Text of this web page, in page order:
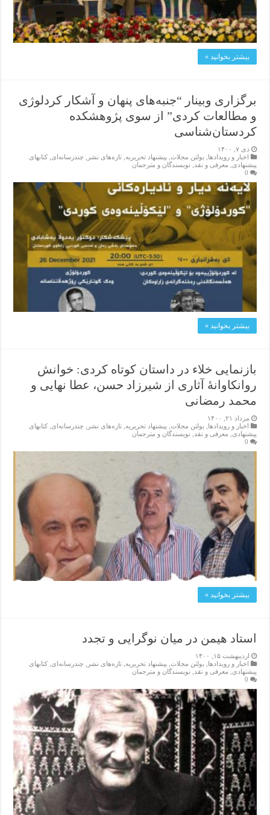
بیشتر بخوانید »
برگزاری وبینار “جنبەهای پنهان و آشکار کردلوژی
و مطالعات کردی” از سوی پژوهشکدە
کردستان‌شناسی
دی ۷, ۱۴۰۰
اخبار و رویدادها, بولتن مجلات, پیشنهاد تحریریه,تازەهای نشر , چندرسانه‌ای,کتابهای
پیشنهادی, معرفی و نقد, نویسندگان و مترجمان
0
بیشتر بخوانید »
بازنمایی خلاء در داستان کوتاه کردی: خوانش
روانکاوانۀ آثاری از شیرزاد حسن، عطا نهایی و
محمد رمضانی
مرداد ۲۱, ۱۴۰۰
اخبار و رویدادها
بولتن مجلات پیشنهاد تحریریه ,تازەهای نشر چندرسانه‌ای ,کتابهای
پیشنهادی
معرفی و نقد
نویسندگان و مترجمان
0
بیشتر بخوانید »
استاد هیمن در میان نوگرایی و تجدد
اردیبهشت ۱۵, ۱۴۰۰
اخبار و رویدادها
بولتن مجلات پیشنهاد تحریریه ,تازەهای نشر چندرسانه‌ای ,کتابهای
پیشنهادی
معرفی و نقد
نویسندگان و مترجمان
0